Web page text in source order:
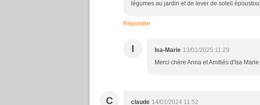
légumes au jardin et de lever de soleil
Répondre
I Isa-Marie 13/01/2025 11:29
Merci chère Anna et Amitiés d'Isa Marie
C claude 14/01/2024 11:52